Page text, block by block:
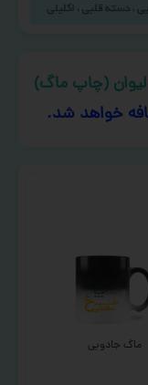
(چاپ ماگ)
خواهد شد.
ماگ جادویی